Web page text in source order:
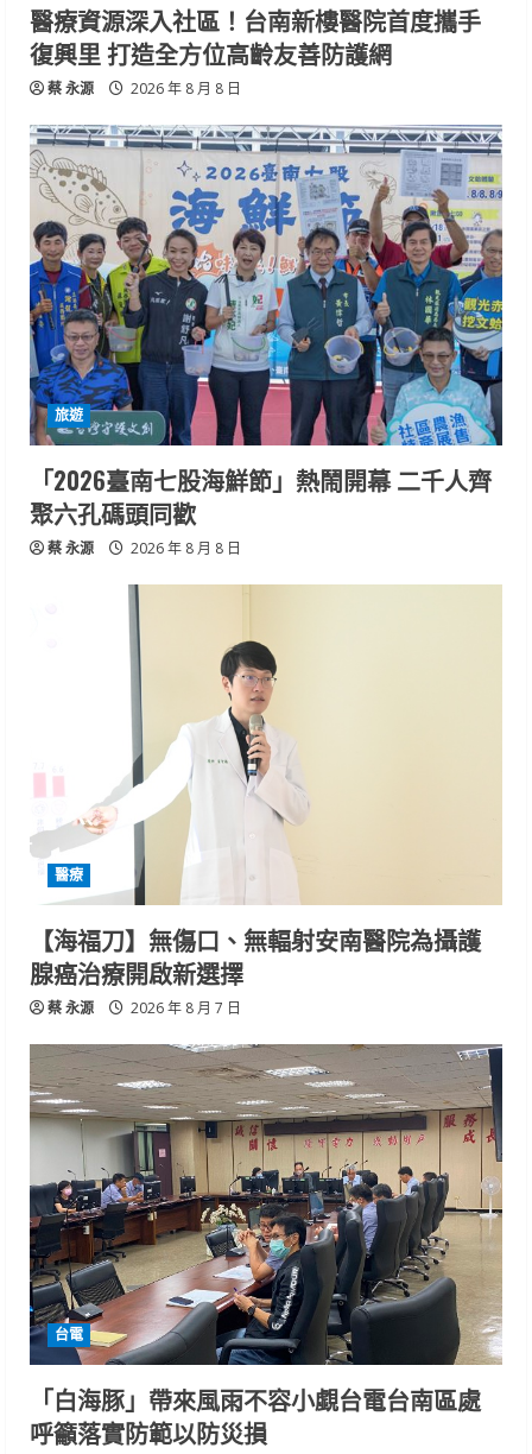
醫療資源深入社區！台南新樓醫院首度攜手
復興里 打造全方位高齡友善防護網
蔡 永源 2026 年 8 月 8 日
旅遊
「2026臺南七股海鮮節」熱鬧開幕 二千人齊
聚六孔碼頭同歡
蔡 永源 2026 年 8 月 8 日
醫療
【海福刀】無傷口、無輻射安南醫院為攝護
腺癌治療開啟新選擇
蔡 永源 2026 年 8 月 7 日
台電
「白海豚」帶來風雨不容小覷台電台南區處
呼籲落實防範以防災損